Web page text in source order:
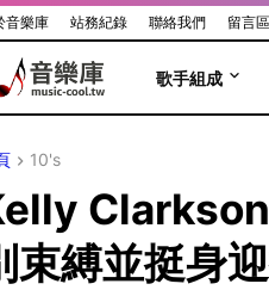
音樂庫 站務紀錄 聯絡我們 留言
歌手組成
10's
束縛並挺身